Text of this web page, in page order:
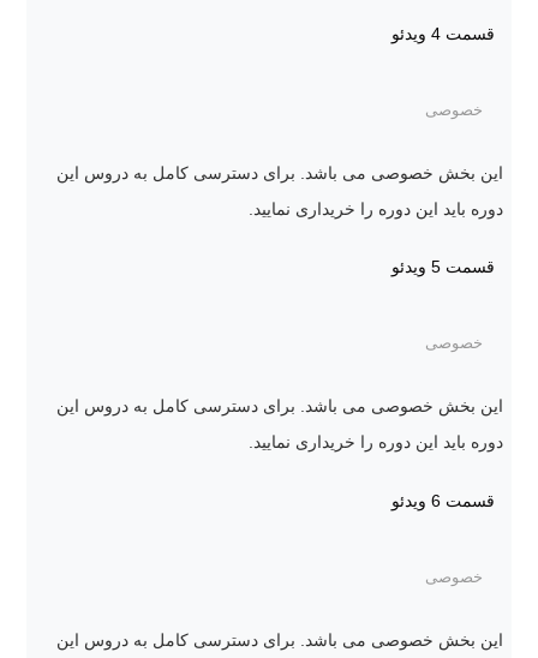
قسمت 4 ویدئو
خصوصی
این بخش خصوصی می باشد. برای دسترسی کامل به دروس این
دوره باید این دوره را خریداری نمایید.
قسمت 5 ویدئو
خصوصی
این بخش خصوصی می باشد. برای دسترسی کامل به دروس این
دوره باید این دوره را خریداری نمایید.
قسمت 6 ویدئو
خصوصی
این بخش خصوصی می باشد. برای دسترسی کامل به دروس این